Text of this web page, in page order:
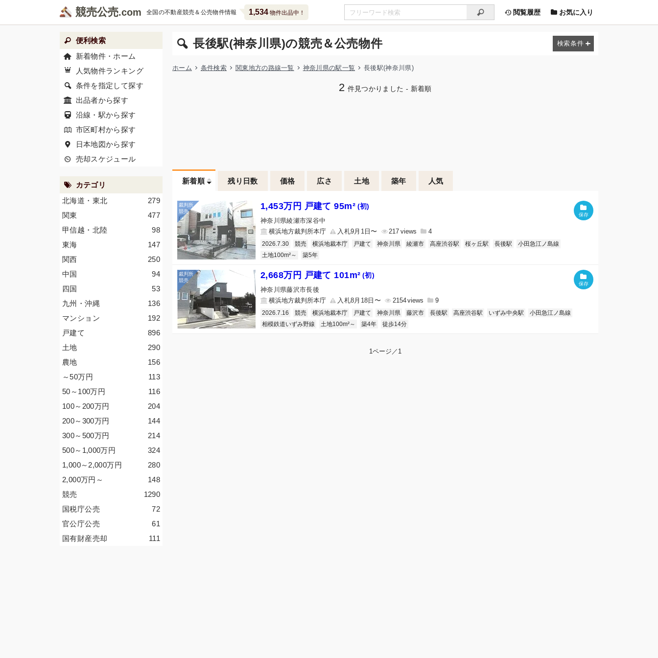
競売公売 全国の不動産競売＆公売物件情報 1,534物件出品中！ 閲覧履歴 お気に入り
長後駅(神奈川県)の競売＆公売物件
ホーム 条件検索 関東地方の路線一覧 神奈川県の駅一覧 長後駅(神奈川県)
2 件見つかりました - 新着順
新着順 残り日数 価格 広さ 土地 築年 人気
1,453万円 戸建て 95m² (初)
神奈川県綾瀬市深谷中
横浜地方裁判所本庁
入札9月1日〜 217 4
2026.7.30 競売 横浜地裁本庁 戸建て 神奈川県 綾瀬市 高座渋谷駅 桜ヶ丘駅 長後駅
小田急江ノ島線
土地100m²～
築5年
2,668万円 戸建て 101m² (初)
神奈川県藤沢市長後
横浜地方裁判所本庁
入札8月18日〜 2154 9
2026.7.16 競売 横浜地裁本庁 戸建て 神奈川県 藤沢市 長後駅 高座渋谷駅 いずみ中央駅
小田急江ノ島線
相模鉄道いずみ野線
土地100m²～ 築4年 徒歩14分
1ページ／1
便利検索
新着物件・ホーム
人気物件ランキング
条件を指定して探す
出品者から探す
沿線・駅から探す
市区町村から探す
日本地図から探す
売却スケジュール
カテゴリ
279
北海道・東北
477
関東
98
甲信越・北陸
147
東海
250
関西
94
中国
53
四国
136
九州・沖縄
192
マンション
896
戸建て
290
土地
156
農地
113
～50万円
116
50～100万円
204
100～200万円
144
200～300万円
214
300～500万円
324
500～1,000万円
280
1,000～2,000万円
148
2,000万円 ～
1290
競売
72
国税庁公売
61
官公庁公売
111
国有財産売却